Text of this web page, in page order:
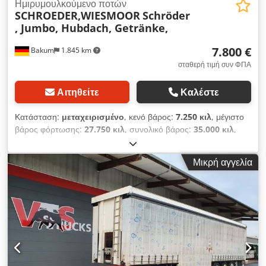
Bakum 1.845 km
Ημιρυμουλκούμενο ποτών
SCHROEDER,WIESMOORSchröder
, Jumbo, Hubdach, Getränke,
7.800 €
σταθερή τιμή συν ΦΠΑ
Αιτηθείτε Καλέστε
Κατάσταση: μεταχειρισμένο, κενό βάρος: 7.250 κιλ, μέγιστο
βάρος φόρτωσης: 27.750 κιλ, συνολικό βάρος: 35.000 κιλ,
, πρώτη ταξινόμηση:
ανάρτηση:αέρας, μέγεθος ελαστικού:235/75 17,5, χρώμα:
ασημί , Έτος κατασκευής:2014, διάσταση εμπρόσθιου
ελαστικού:235/75 17,5 , μέγεθος πίσω ελαστικού:235/75
, καμπίνα οδηγού:ημερήσια καμπίνα, κατηγορία
εκπομπών:κανένα , Εξοπλισμός:ABS, εγγραφή φορτηγού,
Αριθμός οχήματος για ερωτήσεις: 41278 Schroeder,
Wiesmoor, Ποτά * Έτος κατασκευής: 2014 * ABS, Σύστημα
αντιμπλοκαρίσματος φρένων * Αεραναρτήση * Κουρτίνα
καρότσας ουδέτερη * Κουρτίνα καρότσας μεταχειρισμένη *
Μικρή αγγελία